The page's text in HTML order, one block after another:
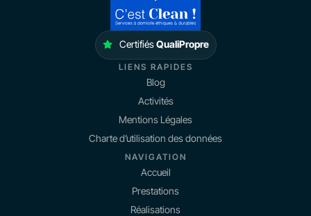
CertifiésQualiPropre
LIENS RAPIDES
Blog
Activités
Mentions Légales
Charte d’utilisation des données
NAVIGATION
Accueil
Prestations
Réalisations